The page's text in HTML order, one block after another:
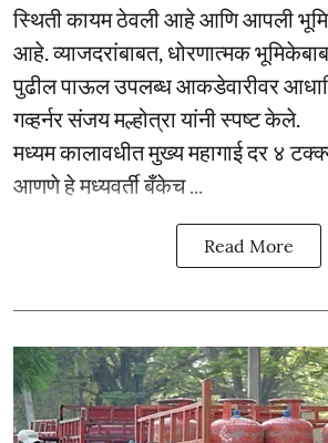
स्थिती कायम ठेवली आहे आणि आपली
आहे. व्याजदरांबाबत, धोरणात्मक
पुढील पाऊल उपलब्ध आकडेवारीवर
गव्हर्नर संजय मल्होत्रा यांनी स्पष्ट केले.
मध्यम कालावधीत मुख्य महागाई दर ४
आणणे हे मध्यवर्ती बँकेच ...
Read More